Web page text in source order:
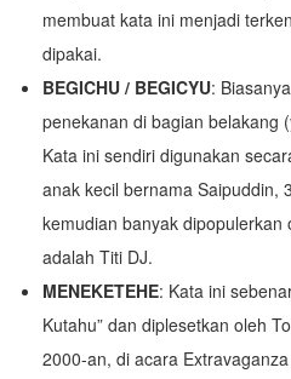
membuat kata ini menjadi
dipakai.
BEGICHU / BEGICYU:
penekanan di bagian belakang
Kata ini sendiri digunakan
anak kecil bernama Saipuddin,
kemudian banyak dipopulerkan
adalah Titi DJ.
MENEKETEHE: Kata ini
Kutahu” dan diplesetkan oleh
2000-an, di acara